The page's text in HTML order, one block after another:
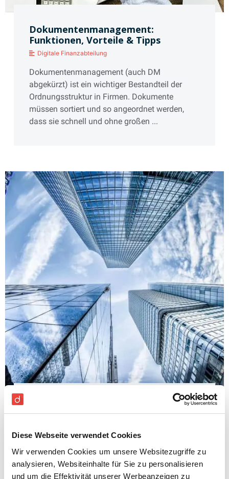
Diese Webseite verwendet Cookies
Wir verwenden Cookies um unsere Websitezugriffe zu
analysieren, Websiteinhalte für Sie zu personalisieren
und um die Effektivität unserer Werbeanzeigen zu
Dokumentenmanagement:
Funktionen, Vorteile & Tipps
Digitale Finanzabteilung
Dokumentenmanagement (auch DM
abgekürzt) ist ein wichtiger Bestandteil der
Ordnungsstruktur in Firmen. Dokumente
müssen sortiert und so angeordnet werden,
dass sie schnell und ohne großen ...
Digitale Buchhaltung
Eine Buchhaltungssoftware erleichtert die
Buchung von Einnahmen und Ausgaben.
Welche Software am besten geeignet ist hängt